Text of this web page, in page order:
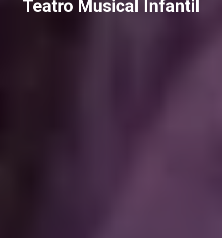
Teatro Musical Infantil